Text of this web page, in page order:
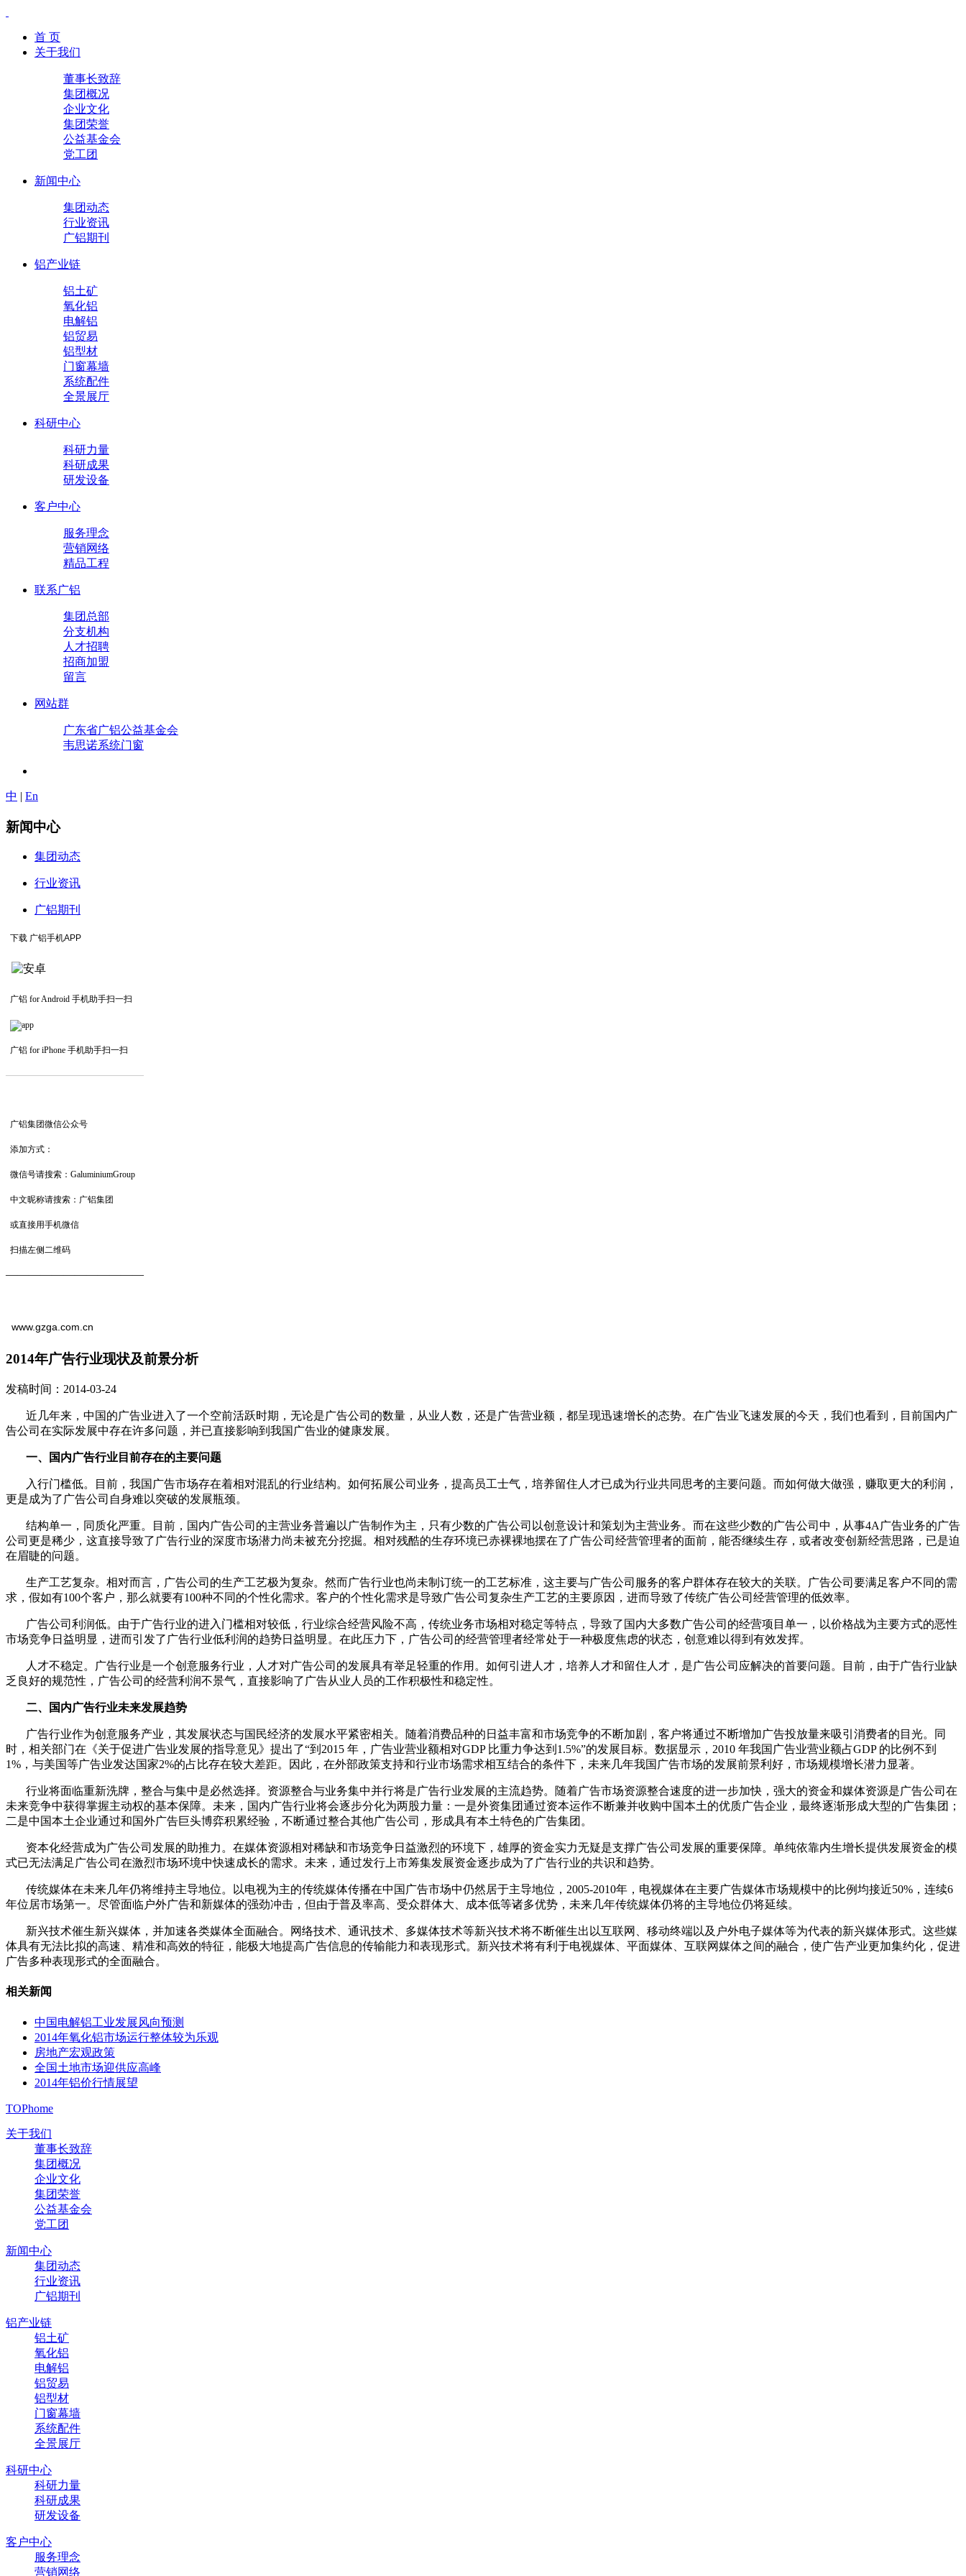
首 页
关于我们
董事长致辞
集团概况
企业文化
集团荣誉
公益基金会
党工团
新闻中心
集团动态
行业资讯
广铝期刊
铝产业链
铝土矿
氧化铝
电解铝
铝贸易
铝型材
门窗幕墙
系统配件
全景展厅
科研中心
科研力量
科研成果
研发设备
客户中心
服务理念
营销网络
精品工程
联系广铝
集团总部
分支机构
人才招聘
招商加盟
留言
网站群
广东省广铝公益基金会
韦思诺系统门窗
中 | En
新闻中心
集团动态
行业资讯
广铝期刊
下载 广铝手机APP
广铝 for Android 手机助手扫一扫
广铝 for iPhone 手机助手扫一扫
————————————
广铝集团微信公众号
添加方式：
微信号请搜索：GaluminiumGroup
中文昵称请搜索：广铝集团
或直接用手机微信
扫描左侧二维码
————————————
www.gzga.com.cn
2014年广告行业现状及前景分析
发稿时间：2014-03-24
近几年来，中国的广告业进入了一个空前活跃时期，无论是广告公司的数量，从业人数，还是广告营业额，都呈现迅速增长的态势。在广告业飞速发展的今天，我们也看到，目前国内广
告公司在实际发展中存在许多问题，并已直接影响到我国广告业的健康发展。
一、国内广告行业目前存在的主要问题
入行门槛低。目前，我国广告市场存在着相对混乱的行业结构。如何拓展公司业务，提高员工士气，培养留住人才已成为行业共同思考的主要问题。而如何做大做强，赚取更大的利润，
更是成为了广告公司自身难以突破的发展瓶颈。
结构单一，同质化严重。目前，国内广告公司的主营业务普遍以广告制作为主，只有少数的广告公司以创意设计和策划为主营业务。而在这些少数的广告公司中，从事4A广告业务的广告
公司更是稀少，这直接导致了广告行业的深度市场潜力尚未被充分挖掘。相对残酷的生存环境已赤裸裸地摆在了广告公司经营管理者的面前，能否继续生存，或者改变创新经营思路，已是迫
在眉睫的问题。
生产工艺复杂。相对而言，广告公司的生产工艺极为复杂。然而广告行业也尚未制订统一的工艺标准，这主要与广告公司服务的客户群体存在较大的关联。广告公司要满足客户不同的需
求，假如有100个客户，那么就要有100种不同的个性化需求。客户的个性化需求是导致广告公司复杂生产工艺的主要原因，进而导致了传统广告公司经营管理的低效率。
广告公司利润低。由于广告行业的进入门槛相对较低，行业综合经营风险不高，传统业务市场相对稳定等特点，导致了国内大多数广告公司的经营项目单一，以价格战为主要方式的恶性
市场竞争日益明显，进而引发了广告行业低利润的趋势日益明显。在此压力下，广告公司的经营管理者经常处于一种极度焦虑的状态，创意难以得到有效发挥。
人才不稳定。广告行业是一个创意服务行业，人才对广告公司的发展具有举足轻重的作用。如何引进人才，培养人才和留住人才，是广告公司应解决的首要问题。目前，由于广告行业缺
乏良好的规范性，广告公司的经营利润不景气，直接影响了广告从业人员的工作积极性和稳定性。
二、国内广告行业未来发展趋势
广告行业作为创意服务产业，其发展状态与国民经济的发展水平紧密相关。随着消费品种的日益丰富和市场竞争的不断加剧，客户将通过不断增加广告投放量来吸引消费者的目光。同
时，相关部门在《关于促进广告业发展的指导意见》提出了“到2015 年，广告业营业额相对GDP 比重力争达到1.5%”的发展目标。数据显示，2010 年我国广告业营业额占GDP 的比例不到
1%，与美国等广告业发达国家2%的占比存在较大差距。因此，在外部政策支持和行业市场需求相互结合的条件下，未来几年我国广告市场的发展前景利好，市场规模增长潜力显著。
行业将面临重新洗牌，整合与集中是必然选择。资源整合与业务集中并行将是广告行业发展的主流趋势。随着广告市场资源整合速度的进一步加快，强大的资金和媒体资源是广告公司在
未来竞争中获得掌握主动权的基本保障。未来，国内广告行业将会逐步分化为两股力量：一是外资集团通过资本运作不断兼并收购中国本土的优质广告企业，最终逐渐形成大型的广告集团；
二是中国本土企业通过和国外广告巨头博弈积累经验，不断通过整合其他广告公司，形成具有本土特色的广告集团。
资本化经营成为广告公司发展的助推力。在媒体资源相对稀缺和市场竞争日益激烈的环境下，雄厚的资金实力无疑是支撑广告公司发展的重要保障。单纯依靠内生增长提供发展资金的模
式已无法满足广告公司在激烈市场环境中快速成长的需求。未来，通过发行上市筹集发展资金逐步成为了广告行业的共识和趋势。
传统媒体在未来几年仍将维持主导地位。以电视为主的传统媒体传播在中国广告市场中仍然居于主导地位，2005-2010年，电视媒体在主要广告媒体市场规模中的比例均接近50%，连续6
年位居市场第一。尽管面临户外广告和新媒体的强劲冲击，但由于普及率高、受众群体大、成本低等诸多优势，未来几年传统媒体仍将的主导地位仍将延续。
新兴技术催生新兴媒体，并加速各类媒体全面融合。网络技术、通讯技术、多媒体技术等新兴技术将不断催生出以互联网、移动终端以及户外电子媒体等为代表的新兴媒体形式。这些媒
体具有无法比拟的高速、精准和高效的特征，能极大地提高广告信息的传输能力和表现形式。新兴技术将有利于电视媒体、平面媒体、互联网媒体之间的融合，使广告产业更加集约化，促进
广告多种表现形式的全面融合。
相关新闻
中国电解铝工业发展风向预测
2014年氧化铝市场运行整体较为乐观
房地产宏观政策
全国土地市场迎供应高峰
2014年铝价行情展望
TOPhome
关于我们
董事长致辞
集团概况
企业文化
集团荣誉
公益基金会
党工团
新闻中心
集团动态
行业资讯
广铝期刊
铝产业链
铝土矿
氧化铝
电解铝
铝贸易
铝型材
门窗幕墙
系统配件
全景展厅
科研中心
科研力量
科研成果
研发设备
客户中心
服务理念
营销网络